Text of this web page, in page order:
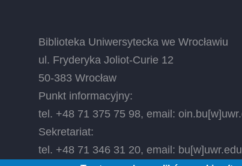
Biblioteka Uniwersytecka we Wrocławiu
ul. Fryderyka Joliot-Curie 12
50-383 Wrocław
Punkt informacyjny:
tel. +48 71 375 75 98, email: oin.bu [w]
Sekretariat:
tel. +48 71 346 31 20, email: bu [w]